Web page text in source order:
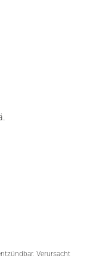
Verursacht